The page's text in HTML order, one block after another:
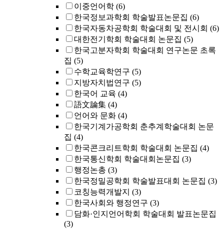
이중언어학 (6)
한국정보과학회 학술발표논문집 (6)
한국자동차공학회 학술대회 및 전시회 (6)
대한전기학회 학술대회 논문집 (5)
한국고분자학회 학술대회 연구논문 초록
집 (5)
수학교육학연구 (5)
지방자치법연구 (5)
한국어 교육 (4)
語文論集 (4)
언어와 문화 (4)
한국기계가공학회 춘추계학술대회 논문
집 (4)
한국콘크리트학회 학술대회 논문집 (4)
한국통신학회 학술대회논문집 (3)
행정논총 (3)
한국정밀공학회 학술발표대회 논문집 (3)
코칭능력개발지 (3)
한국사회와 행정연구 (3)
담화·인지언어학회 학술대회 발표논문집
(3)